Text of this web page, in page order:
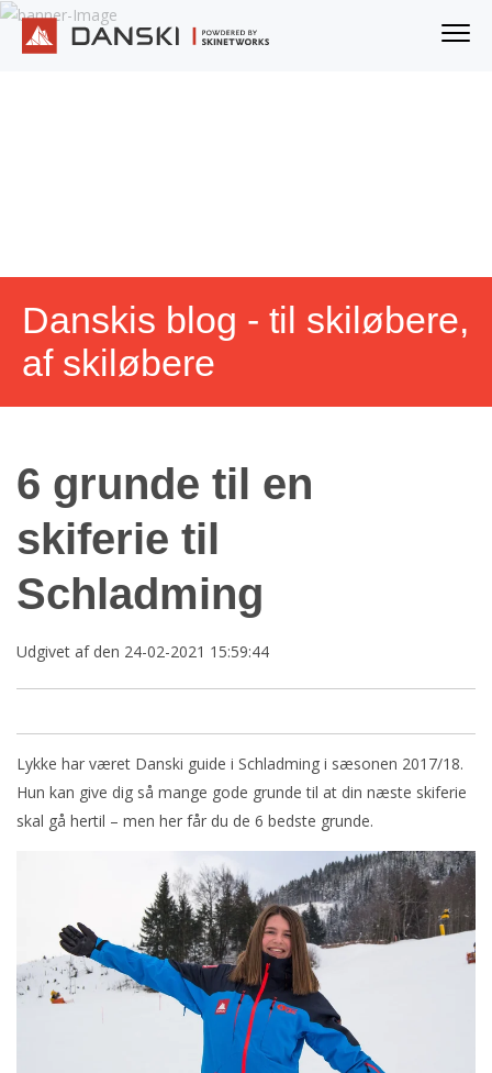
Danskis blog - til skiløbere,
af skiløbere
6 grunde til en
skiferie til
Schladming
Udgivet af den 24-02-2021 15:59:44
Lykke har været Danski guide i Schladming i sæsonen 2017/18.
Hun kan give dig så mange gode grunde til at din næste skiferie
skal gå hertil – men her får du de 6 bedste grunde.